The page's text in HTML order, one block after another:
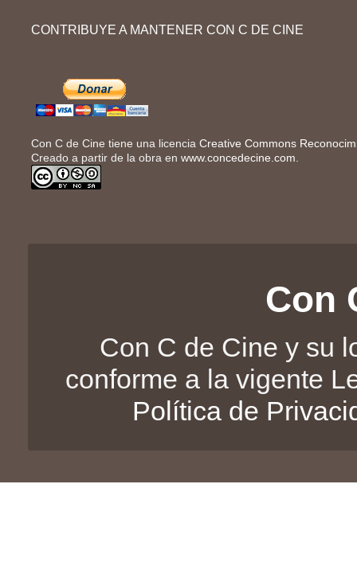
personal a otras personas (nombre, apellido,
Campofrío.
CONTRIBUYE A MANTENER CON C DE CINE
Con C de Cine tiene una licenciaCreative Commons
Creado a partir de la obra enwww.concedecine.com
Con
Con C de Cine y su
conforme a la vigente
Política de